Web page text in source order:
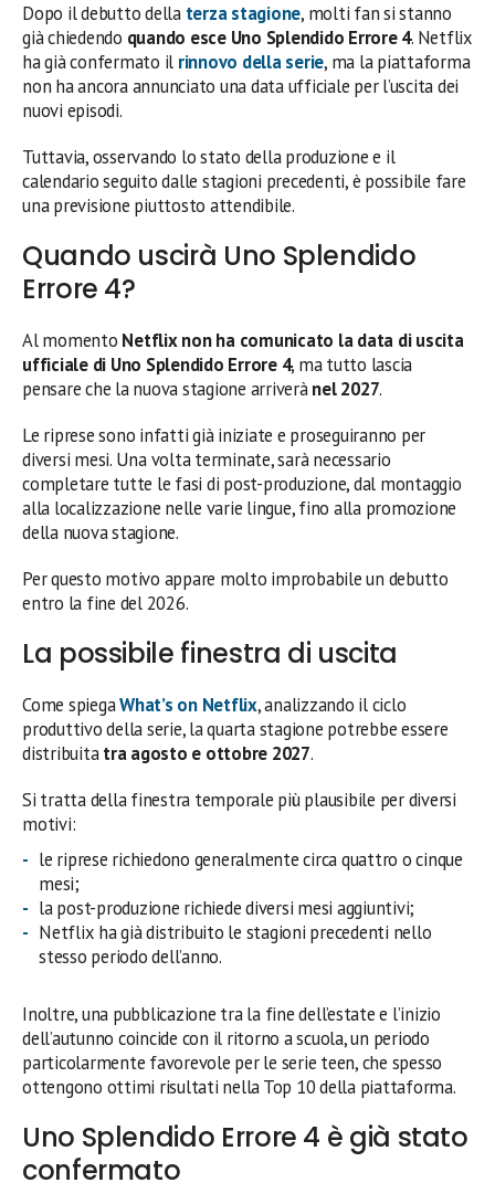
Dopo il debutto della terza stagione, molti fan si stanno
già chiedendo quando esce Uno Splendido Errore 4. Netflix
ha già confermato il rinnovo della serie, ma la piattaforma
non ha ancora annunciato una data ufficiale per l’uscita dei
nuovi episodi.
Tuttavia, osservando lo stato della produzione e il
calendario seguito dalle stagioni precedenti, è possibile fare
una previsione piuttosto attendibile.
Quando uscirà Uno Splendido
Errore 4?
Al momento Netflix non ha comunicato la data di uscita
ufficiale di Uno Splendido Errore 4, ma tutto lascia
pensare che la nuova stagione arriverànel 2027.
Le riprese sono infatti già iniziate e proseguiranno per
diversi mesi. Una volta terminate, sarà necessario
completare tutte le fasi di post-produzione, dal montaggio
alla localizzazione nelle varie lingue, fino alla promozione
della nuova stagione.
Per questo motivo appare molto improbabile un debutto
entro la fine del 2026.
La possibile finestra di uscita
Come spiegaWhat’s on Netflix, analizzando il ciclo
produttivo della serie, la quarta stagione potrebbe essere
distribuitatra agosto e ottobre 2027.
Si tratta della finestra temporale più plausibile per diversi
motivi:
le riprese richiedono generalmente circa quattro o cinque
mesi;
la post-produzione richiede diversi mesi aggiuntivi;
Netflix ha già distribuito le stagioni precedenti nello
stesso periodo dell’anno.
Inoltre, una pubblicazione tra la fine dell’estate e l’inizio
dell’autunno coincide con il ritorno a scuola, un periodo
particolarmente favorevole per le serie teen, che spesso
ottengono ottimi risultati nella Top 10 della piattaforma.
Uno Splendido Errore 4 è già stato
confermato